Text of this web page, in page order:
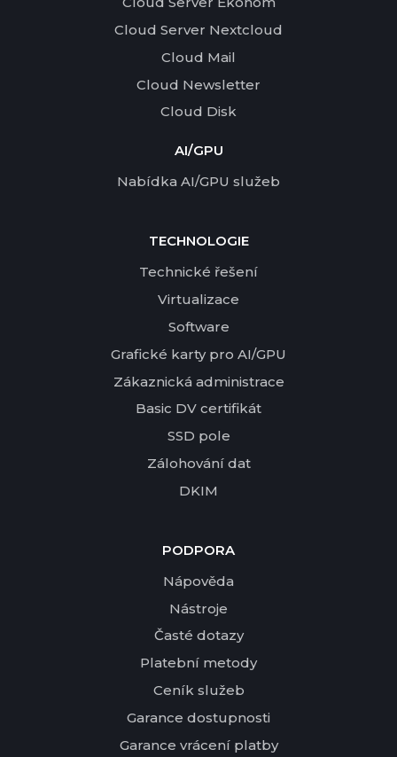
Cloud Server Nextcloud
Cloud Mail
Cloud Newsletter
Cloud Disk
AI/GPU
Nabídka AI/GPU služeb
TECHNOLOGIE
Technické řešení
Virtualizace
Software
Grafické karty pro AI/GPU
Zákaznická administrace
Basic DV certifikát
SSD pole
Zálohování dat
DKIM
PODPORA
Nápověda
Nástroje
Časté dotazy
Platební metody
Ceník služeb
Garance dostupnosti
Garance vrácení platby